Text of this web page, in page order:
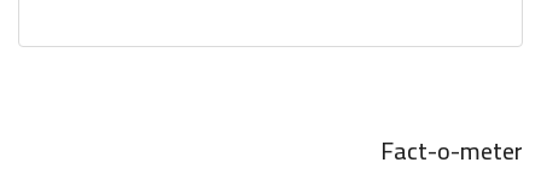
Fact-o-meter